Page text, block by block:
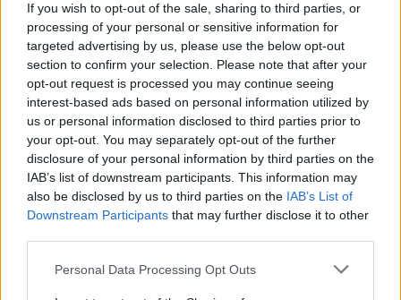
If you wish to opt-out of the sale, sharing to third parties, or
processing of your personal or sensitive information for
targeted advertising by us, please use the below opt-out
section to confirm your selection. Please note that after your
opt-out request is processed you may continue seeing
interest-based ads based on personal information utilized by
us or personal information disclosed to third parties prior to
your opt-out. You may separately opt-out of the further
disclosure of your personal information by third parties on the
IAB’s list of downstream participants. This information may
also be disclosed by us to third parties on the IAB’s List of
Downstream Participants that may further disclose it to other
Please note that this website/app uses one or more Google
Personal Data Processing Opt Outs
munkájában Heruni professzor kutatásaira
támaszkodott, ám saját elméletet dolgozott ki
Stonehenge és Carahunge kapcsolatáról. A
történész szerint a neolitikumban az örmény
civilizáció sokkal fejlettebb volt, mint más
népeké. A Szeván-tó környékén a sziklákon
talált vésetek arra engednek következtetni,
hogy az örmények tudták: a Föld kerek,
pontosan ki tudták számítani a földrajzi
szélességet, rendelkeztek csillagászati és
mérnöki ismeretekkel.
Vardan Levoni Tadevoszjan meggyőződése
szerint a brit szigetek ősi népessége, amely